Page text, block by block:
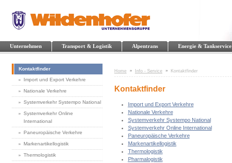
Unternehmen Transport & Logistik Alpentrans Energie & Tankservice
Kontaktfinder
Import und Export Verkehre
Nationale Verkehre
Systemverkehr Systempo National
Systemverkehr Online
International
Paneuropäische Verkehre
Markenartikellogistik
Thermologistik
Home Info - Service Kontaktfinder
Kontaktfinder
Import und Export Verkehre
Nationale Verkehre
Systemverkehr Systempo National
Systemverkehr Online International
Paneuropäische Verkehre
Markenartikellogistik
Thermologistik
Pharmalogistik